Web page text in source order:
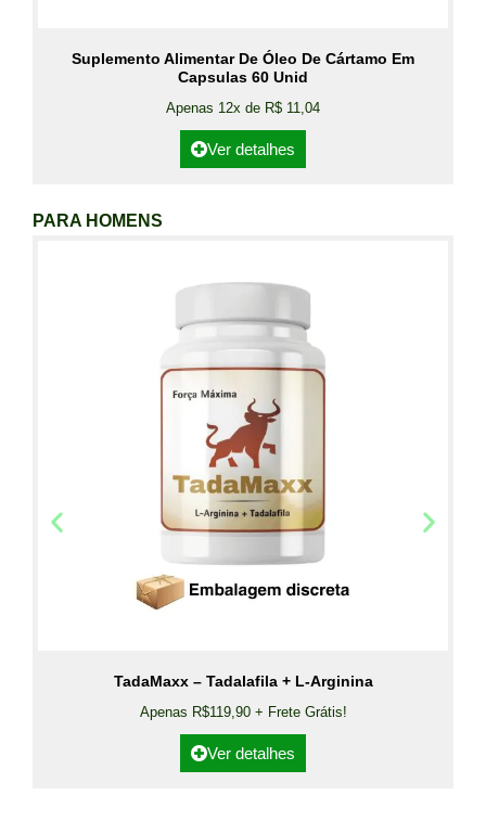
Suplemento Alimentar De Óleo De Cártamo Em
Capsulas 60 Unid
Apenas 12x de R$ 11,04
Ver detalhes
PARA HOMENS
TadaMaxx – Tadalafila + L-Arginina
Apenas R$119,90 + Frete Grátis!
Ver detalhes